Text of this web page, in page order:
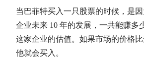
当 巴菲特买入一只股票的时候，是
企业未来 10 年的发展，一共能赚
这家企业的估值。如果市场的价格
他就会买入。